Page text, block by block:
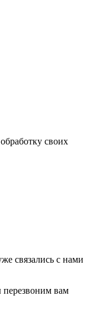
своих
связались с нами
перезвоним вам